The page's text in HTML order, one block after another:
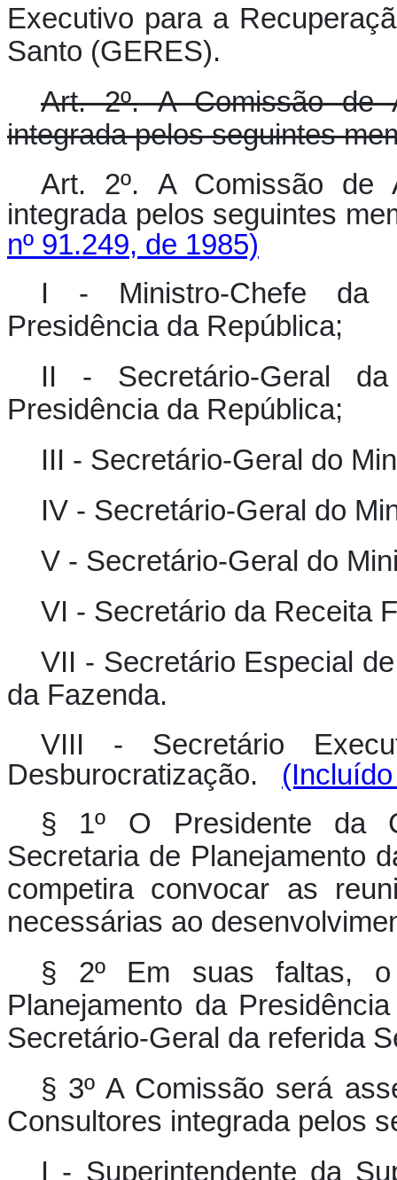
Executivo para a
Santo (GERES).
Art. 2º.A Comissão de
integrada pelos seguintes
Art. 2º. A Comissão de
integrada pelos seguintes
nº 91.249, de 1985)
I - Ministro-Chefe da
Presidência da República;
II - Secretário-Geral
Presidência da República;
III - Secretário-Geral do
IV - Secretário-Geral do
V - Secretário-Geral do
VI - Secretário da Receita
VII - Secretário Especial
da Fazenda.
VIII - Secretário
Desburocratização.
§ 1º O Presidente da
Secretaria de Planejamento
competira convocar as
necessárias ao
§ 2º Em suas faltas, o
Planejamento da
Secretário-Geral da referida
§ 3º A Comissão será
Consultores integrada pelos
I - Superintendente da